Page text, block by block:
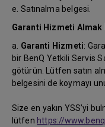
e. Satınalma belgesi.
Garanti Hizmeti Almak
a. Garanti Hizmeti:
bir BenQ Yetkili Servis
götürün. Lütfen satın
belgesini de koymayı
Size en yakın YSS’yi
lütfen https://